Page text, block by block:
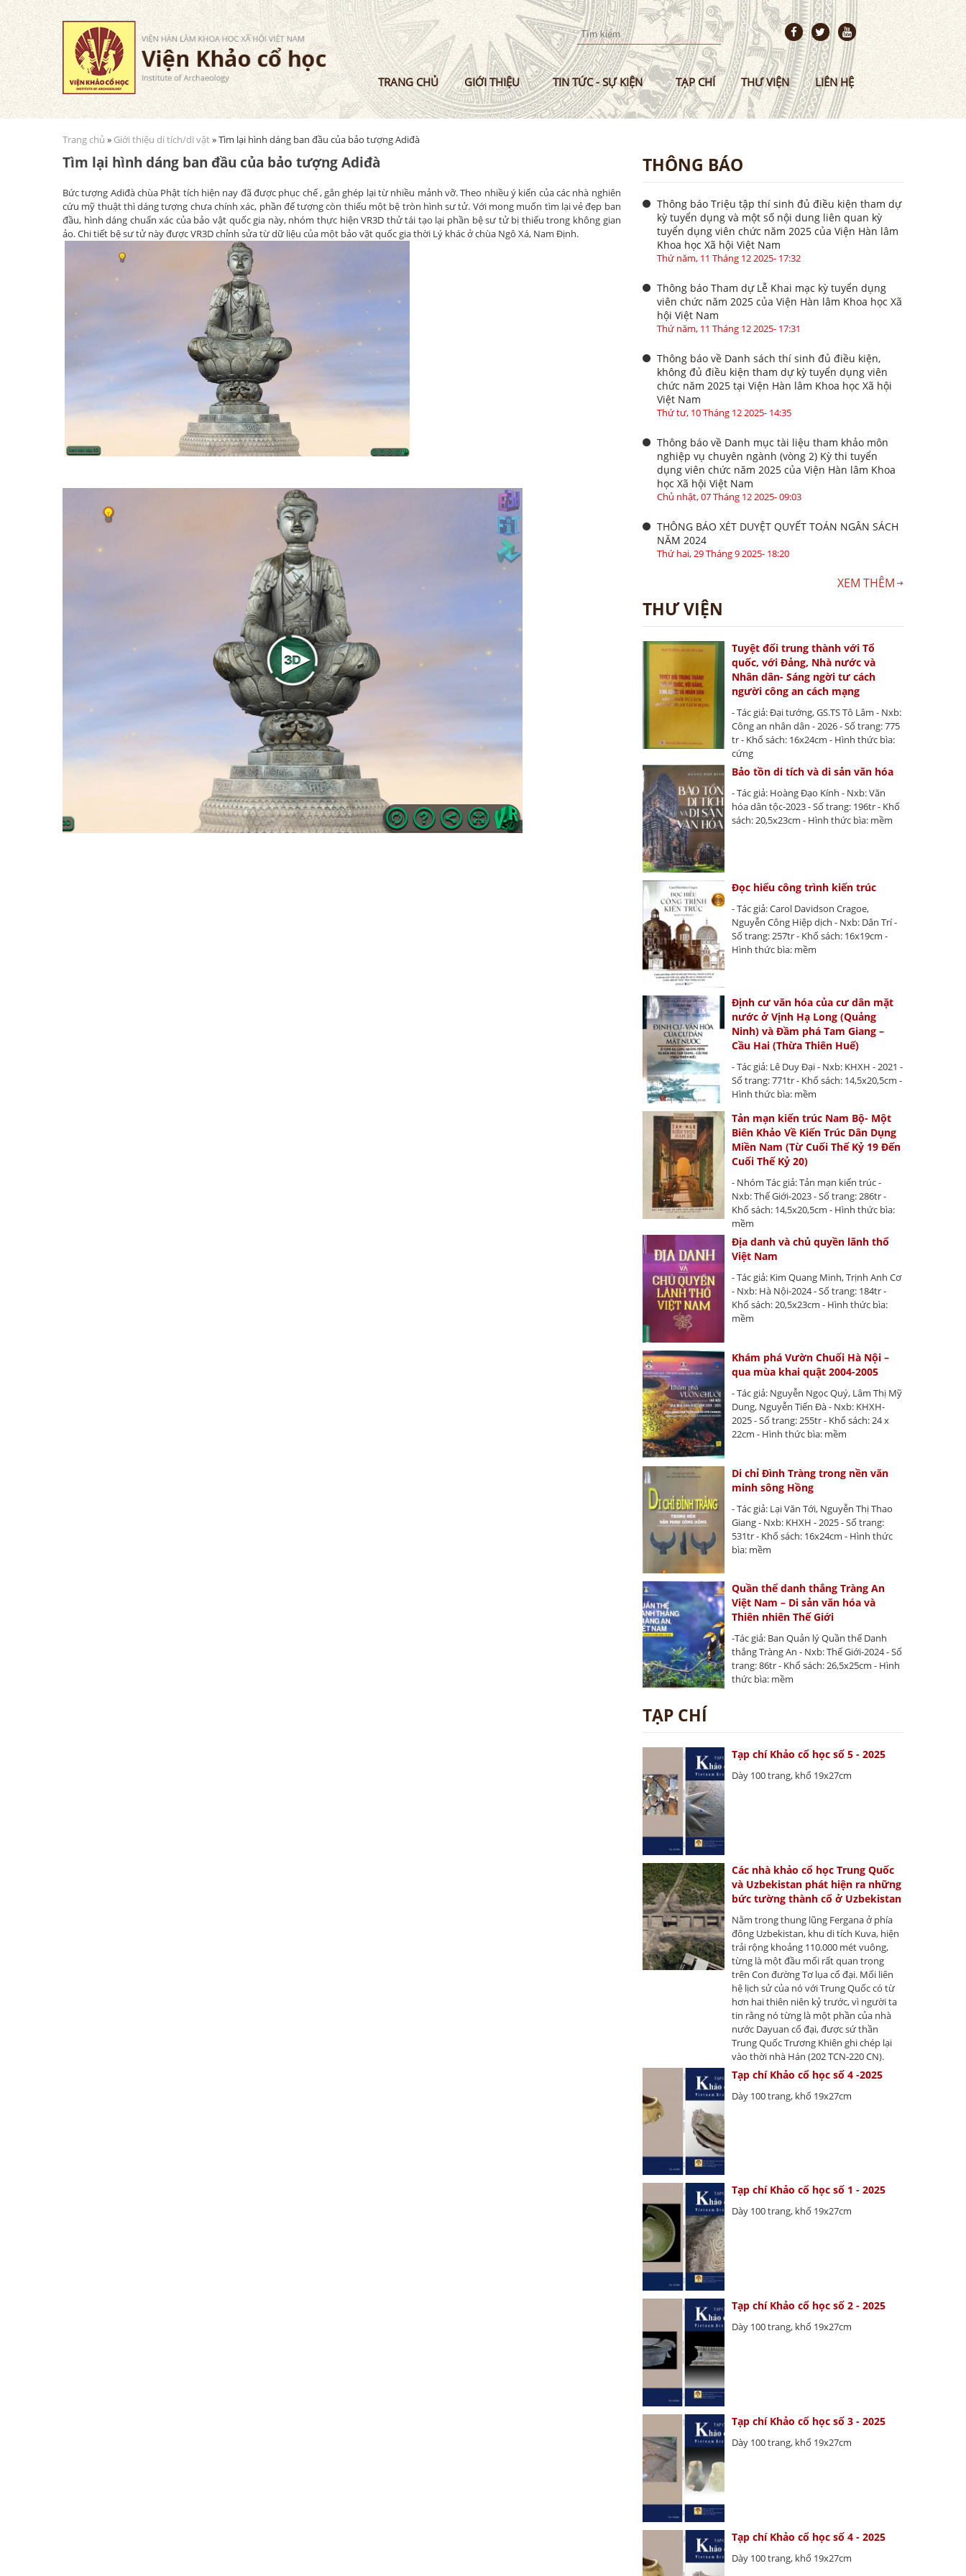
Nhảy
đến
nội
dung
TRANG CHỦ GIỚI THIỆU TIN TỨC - SỰ KIỆN TẠP CHÍ THƯ VIỆN LIÊN HỆ
Bạn đang ở đây
Trang chủ » Giới thiệu di tích/di vật» Tìm lại hình dáng ban đầu của bảo tượng Adiđà
Tìm lại hình dáng ban đầu của bảo tượng Adiđà
Bức tượng Adiđà chùa Phật tích hiện nay đã được phục chế , gắn ghép lại từ nhiều mảnh vỡ. Theo nhiều ý kiến của các nhà nghiên
cứu mỹ thuật thì dáng tượng chưa chính xác, phần đế tượng còn thiếu một bệ tròn hình sư tử. Với mong muốn tìm lại vẻ đẹp ban
đầu, hình dáng chuẩn xác của bảo vật quốc gia này, nhóm thực hiện VR3D thử tái tạo lại phần bệ sư tử bị thiếu trong không gian
ảo. Chi tiết bệ sư tử này được VR3D chỉnh sửa từ dữ liệu của một bảo vật quốc gia thời Lý khác ở chùa Ngô Xá, Nam Định.
THÔNG BÁO
Thông báo Triệu tập thí sinh đủ điều kiện tham dự
kỳ tuyển dụng và một số nội dung liên quan kỳ
tuyển dụng viên chức năm 2025 của Viện Hàn lâm
Khoa học Xã hội Việt Nam
Thứ năm, 11 Tháng 12 2025- 17:32
Thông báo Tham dự Lễ Khai mạc kỳ tuyển dụng
viên chức năm 2025 của Viện Hàn lâm Khoa học Xã
hội Việt Nam
Thứ năm, 11 Tháng 12 2025- 17:31
Thông báo về Danh sách thí sinh đủ điều kiện,
không đủ điều kiện tham dự kỳ tuyển dụng viên
chức năm 2025 tại Viện Hàn lâm Khoa học Xã hội
Việt Nam
Thứ tư, 10 Tháng 12 2025- 14:35
Thông báo về Danh mục tài liệu tham khảo môn
nghiệp vụ chuyên ngành (vòng 2) Kỳ thi tuyển
dụng viên chức năm 2025 của Viện Hàn lâm Khoa
học Xã hội Việt Nam
Chủ nhật, 07 Tháng 12 2025- 09:03
THÔNG BÁO XÉT DUYỆT QUYẾT TOÁN NGÂN SÁCH
NĂM 2024
Thứ hai, 29 Tháng 9 2025- 18:20
XEM THÊM
THƯ VIỆN
Tuyệt đối trung thành với Tổ
quốc, với Đảng, Nhà nước và
Nhân dân- Sáng ngời tư cách
người công an cách mạng
- Tác giả: Đại tướng, GS.TS Tô Lâm - Nxb:
Công an nhân dân - 2026 - Số trang: 775
tr - Khổ sách: 16x24cm - Hình thức bìa:
cứng
Bảo tồn di tích và di sản văn hóa
- Tác giả: Hoàng Đạo Kính - Nxb: Văn
hóa dân tộc-2023 - Số trang: 196tr - Khổ
sách: 20,5x23cm - Hình thức bìa: mềm
Đọc hiểu công trình kiến trúc
- Tác giả: Carol Davidson Cragoe,
Nguyễn Công Hiệp dịch - Nxb: Dân Trí -
Số trang: 257tr - Khổ sách: 16x19cm -
Hình thức bìa: mềm
Định cư văn hóa của cư dân mặt
nước ở Vịnh Hạ Long (Quảng
Ninh) và Đầm phá Tam Giang –
Cầu Hai (Thừa Thiên Huế)
- Tác giả: Lê Duy Đại - Nxb: KHXH - 2021 -
Số trang: 771tr - Khổ sách: 14,5x20,5cm -
Hình thức bìa: mềm
Tản mạn kiến trúc Nam Bộ- Một
Biên Khảo Về Kiến Trúc Dân Dụng
Miền Nam (Từ Cuối Thế Kỷ 19 Đến
Cuối Thế Kỷ 20)
- Nhóm Tác giả: Tản mạn kiến trúc -
Nxb: Thế Giới-2023 - Số trang: 286tr -
Khổ sách: 14,5x20,5cm - Hình thức bìa:
mềm
Địa danh và chủ quyền lãnh thổ
Việt Nam
- Tác giả: Kim Quang Minh, Trịnh Anh Cơ
- Nxb: Hà Nội-2024 - Số trang: 184tr -
Khổ sách: 20,5x23cm - Hình thức bìa:
mềm
Khám phá Vườn Chuối Hà Nội –
qua mùa khai quật 2004-2005
- Tác giả: Nguyễn Ngọc Quý, Lâm Thị Mỹ
Dung, Nguyễn Tiến Đà - Nxb: KHXH-
2025 - Số trang: 255tr - Khổ sách: 24 x
22cm - Hình thức bìa: mềm
Di chỉ Đình Tràng trong nền văn
minh sông Hồng
- Tác giả: Lại Văn Tới, Nguyễn Thị Thao
Giang - Nxb: KHXH - 2025 - Số trang:
531tr - Khổ sách: 16x24cm - Hình thức
bìa: mềm
Quần thể danh thắng Tràng An
Việt Nam – Di sản văn hóa và
Thiên nhiên Thế Giới
-Tác giả: Ban Quản lý Quần thể Danh
thắng Tràng An - Nxb: Thế Giới-2024 - Số
trang: 86tr - Khổ sách: 26,5x25cm - Hình
thức bìa: mềm
TẠP CHÍ
Tạp chí Khảo cổ học số 5 - 2025
Dày 100 trang, khổ 19x27cm
Các nhà khảo cổ học Trung Quốc
và Uzbekistan phát hiện ra những
bức tường thành cổ ở Uzbekistan
Nằm trong thung lũng Fergana ở phía
đông Uzbekistan, khu di tích Kuva, hiện
trải rộng khoảng 110.000 mét vuông,
từng là một đầu mối rất quan trọng
trên Con đường Tơ lụa cổ đại. Mối liên
hệ lịch sử của nó với Trung Quốc có từ
hơn hai thiên niên kỷ trước, vì người ta
tin rằng nó từng là một phần của nhà
nước Dayuan cổ đại, được sứ thần
Trung Quốc Trương Khiên ghi chép lại
vào thời nhà Hán (202 TCN-220 CN).
Tạp chí Khảo cổ học số 4 -2025
Dày 100 trang, khổ 19x27cm
Tạp chí Khảo cổ học số 1 - 2025
Dày 100 trang, khổ 19x27cm
Tạp chí Khảo cổ học số 2 - 2025
Dày 100 trang, khổ 19x27cm
Tạp chí Khảo cổ học số 3 - 2025
Dày 100 trang, khổ 19x27cm
Tạp chí Khảo cổ học số 4 - 2025
Dày 100 trang, khổ 19x27cm